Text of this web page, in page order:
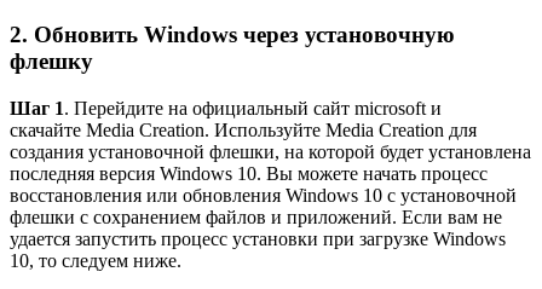
2. Обновить Windows через установочную
флешку
Шаг 1. Перейдите на официальный сайт microsoft и
скачайте Media Creation. Используйте Media Creation для
создания установочной флешки, на которой будет установлена
​​последняя версия Windows 10. Вы можете начать процесс
восстановления или обновления Windows 10 с установочной
флешки с сохранением файлов и приложений. Если вам не
удается запустить процесс установки при загрузке Windows
10, то следуем ниже.